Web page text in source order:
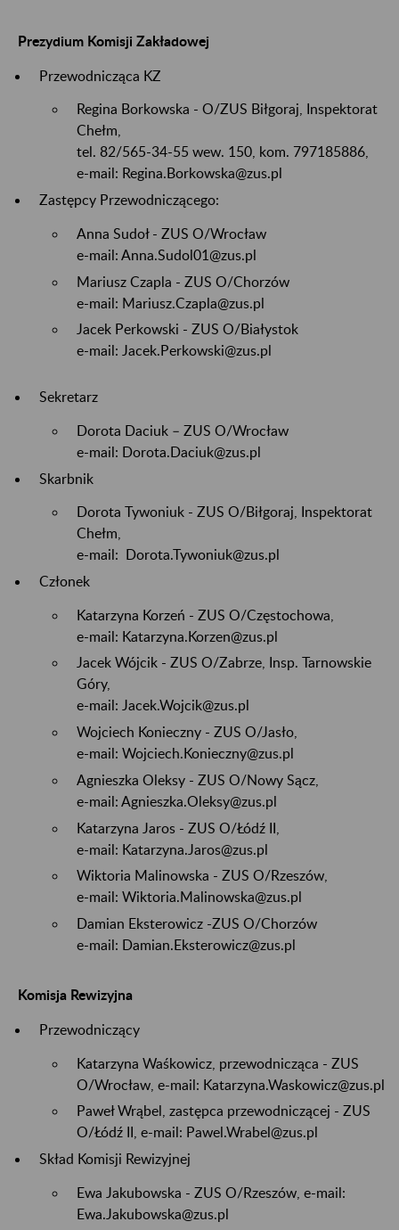
Prezydium Komisji Zakładowej
Przewodnicząca KZ
Regina Borkowska - O/ZUS Biłgoraj, Inspektorat
Chełm,
tel. 82/565-34-55 wew. 150, kom. 797185886,
e-mail: Regina.Borkowska@zus.pl
Zastępcy Przewodniczącego:
Anna Sudoł - ZUS O/Wrocław
e-mail: Anna.Sudol01@zus.pl
Mariusz Czapla - ZUS O/Chorzów
e-mail: Mariusz.Czapla@zus.pl
Jacek Perkowski - ZUS O/Białystok
e-mail: Jacek.Perkowski@zus.pl
Sekretarz
Dorota Daciuk – ZUS O/Wrocław
e-mail: Dorota.Daciuk@zus.pl
Skarbnik
Dorota Tywoniuk - ZUS O/Biłgoraj, Inspektorat
Chełm,
e-mail: Dorota.Tywoniuk@zus.pl
Członek
Katarzyna Korzeń - ZUS O/Częstochowa,
e-mail: Katarzyna.Korzen@zus.pl
Jacek Wójcik - ZUS O/Zabrze, Insp. Tarnowskie
Góry,
e-mail: Jacek.Wojcik@zus.pl
Wojciech Konieczny - ZUS O/Jasło,
e-mail: Wojciech.Konieczny@zus.pl
Agnieszka Oleksy - ZUS O/Nowy Sącz,
e-mail: Agnieszka.Oleksy@zus.pl
Katarzyna Jaros - ZUS O/Łódź II,
e-mail: Katarzyna.Jaros@zus.pl
Wiktoria Malinowska - ZUS O/Rzeszów,
e-mail: Wiktoria.Malinowska@zus.pl
Damian Eksterowicz -ZUS O/Chorzów
e-mail: Damian.Eksterowicz@zus.pl
Komisja Rewizyjna
Przewodniczący
Katarzyna Waśkowicz, przewodnicząca - ZUS
O/Wrocław, e-mail: Katarzyna.Waskowicz@zus.pl
Paweł Wrąbel, zastępca przewodniczącej - ZUS
O/Łódź II, e-mail: Pawel.Wrabel@zus.pl
Skład Komisji Rewizyjnej
Ewa Jakubowska - ZUS O/Rzeszów, e-mail:
Ewa.Jakubowska@zus.pl